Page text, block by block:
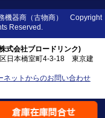
機器商（古物商） Copyright
Reserved.
式会社ブロードリンク)
日本橋室町4-3-18 東京建
ネットからのお問い合わせ
戻る